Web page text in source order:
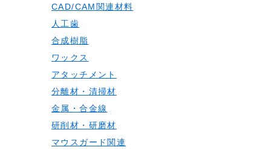
CAD/CAM関連材料
人工歯
合成樹脂
ワックス
アタッチメント
分離材・清掃材
金属・合金線
研削材・研磨材
マウスガード関連